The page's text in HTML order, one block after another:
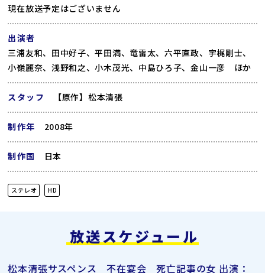
現在放送予定はございません
出演者
三浦友和、田中好子、平田満、竜雷太、六平直政、宇梶剛士、
小嶺麗奈、浅野和之、小木茂光、中島ひろ子、金山一彦 ほか
スタッフ 【原作】松本清張
制作年 2008年
制作国 日本
ステレオ HD
放送スケジュール
松本清張サスペンス 不在宴会 死亡記事の女 出演：